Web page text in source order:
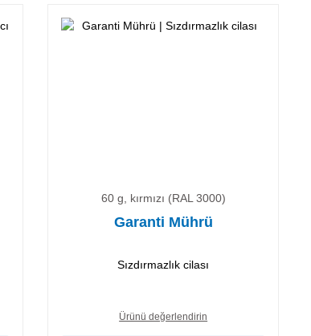
60 g, kırmızı (RAL 3000)
Garanti Mührü
Sızdırmazlık cilası
Ürünü değerlendirin